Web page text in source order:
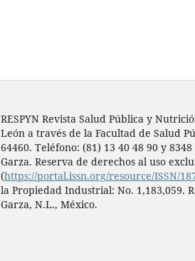
RESPYN Revista Salud Pública y
León a través de la Facultad de Salud
64460. Teléfono: (81) 13 40 48 90 y
Garza. Reserva de derechos al uso
(https://portal.issn.org/resource/ISSN/
la Propiedad Industrial: No. 1,183,059.
Garza, N.L., México.